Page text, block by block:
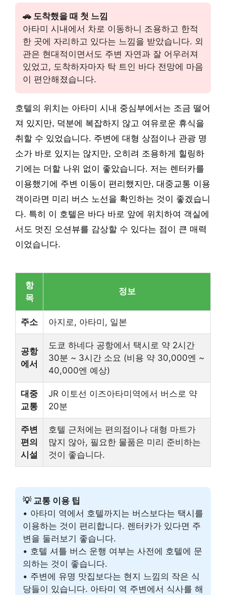
🚗 도착했을 때 첫 느낌
아타미 시내에서 차로 이동하니 조용하고 한적
한 곳에 자리하고 있다는 느낌을 받았습니다. 외
관은 현대적이면서도 주변 자연과 잘 어우러져
있었고, 도착하자마자 탁 트인 바다 전망에 마음
이 편안해졌습니다.
호텔의 위치는 아타미 시내 중심부에서는 조금 떨어
져 있지만, 덕분에 복잡하지 않고 여유로운 휴식을
취할 수 있었습니다. 주변에 대형 상점이나 관광 명
소가 바로 있지는 않지만, 오히려 조용하게 힐링하
기에는 더할 나위 없이 좋았습니다. 저는 렌터카를
이용했기에 주변 이동이 편리했지만, 대중교통 이용
객이라면 미리 버스 노선을 확인하는 것이 좋겠습니
다. 특히 이 호텔은 바다 바로 앞에 위치하여 객실에
서도 멋진 오션뷰를 감상할 수 있다는 점이 큰 매력
이었습니다.
항
목
정보
주소 아지로, 아타미, 일본
공항
에서
도쿄 하네다 공항에서 택시로 약 2시간
30분 ~ 3시간 소요 (비용 약 30,000엔 ~
40,000엔 예상)
대중
교통
JR 이토선 이즈아타미역에서 버스로 약
20분
주변
편의
시설
호텔 근처에는 편의점이나 대형 마트가
많지 않아, 필요한 물품은 미리 준비하는
것이 좋습니다.
💡 교통 이용 팁
• 아타미 역에서 호텔까지는 버스보다는 택시를
이용하는 것이 편리합니다. 렌터카가 있다면 주
변을 둘러보기 좋습니다.
• 호텔 셔틀 버스 운행 여부는 사전에 호텔에 문
의하는 것이 좋습니다.
• 주변에 유명 맛집보다는 현지 느낌의 작은 식
당들이 있습니다. 아타미 역 주변에서 식사를 해